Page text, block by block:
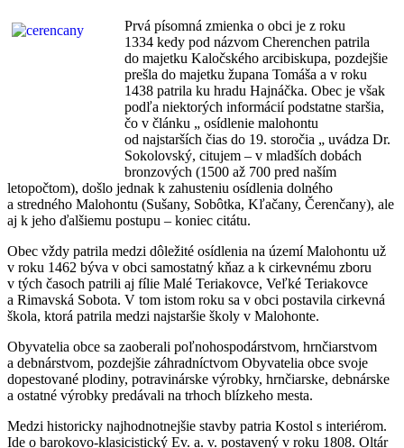
Prvá písomná zmienka o obci je z roku
1334 kedy pod názvom Cherenchen patrila
do majetku Kaločského arcibiskupa, pozdejšie
prešla do majetku župana Tomáša a v roku
1438 patrila ku hradu Hajnáčka. Obec je však
podľa niektorých informácií podstatne staršia,
čo v článku „ osídlenie malohontu
od najstarších čias do 19. storočia „ uvádza Dr.
Sokolovský, citujem – v mladších dobách
bronzových (1500 až 700 pred naším
letopočtom), došlo jednak k zahusteniu osídlenia dolného
a stredného Malohontu (Sušany, Sobôtka, Kľačany, Čerenčany), ale
aj k jeho ďalšiemu postupu – koniec citátu.
Obec vždy patrila medzi dôležité osídlenia na území Malohontu už
v roku 1462 býva v obci samostatný kňaz a k cirkevnému zboru
v tých časoch patrili aj fílie Malé Teriakovce, Veľké Teriakovce
a Rimavská Sobota. V tom istom roku sa v obci postavila cirkevná
škola, ktorá patrila medzi najstaršie školy v Malohonte.
Obyvatelia obce sa zaoberali poľnohospodárstvom, hrnčiarstvom
a debnárstvom, pozdejšie záhradníctvom Obyvatelia obce svoje
dopestované plodiny, potravinárske výrobky, hrnčiarske, debnárske
a ostatné výrobky predávali na trhoch blízkeho mesta.
Medzi historicky najhodnotnejšie stavby patria Kostol s interiérom.
Ide o barokovo-klasicistický Ev. a. v. postavený v roku 1808. Oltár